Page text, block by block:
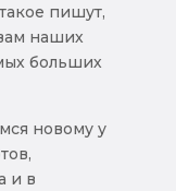
пишут,
наших
больших
новому у
и в